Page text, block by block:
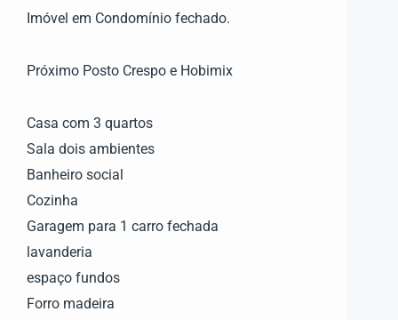
Imóvel em Condomínio fechado.
Próximo Posto Crespo e Hobimix
Casa com 3 quartos
Sala dois ambientes
Banheiro social
Cozinha
Garagem para 1 carro fechada
lavanderia
espaço fundos
Forro madeira